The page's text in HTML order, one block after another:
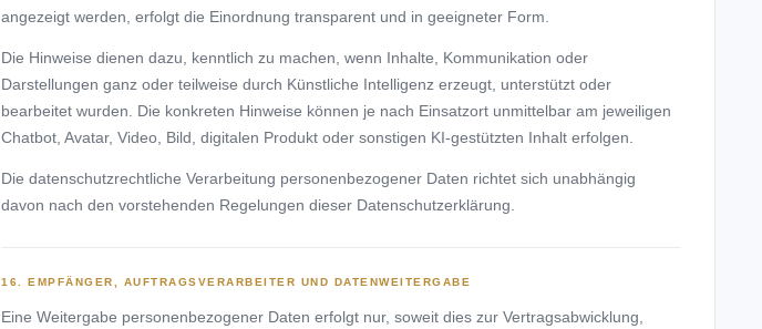
angezeigt werden, erfolgt die Einordnung transparent und in geeigneter Form.
Die Hinweise dienen dazu, kenntlich zu machen, wenn Inhalte, Kommunikation oder
Darstellungen ganz oder teilweise durch Künstliche Intelligenz erzeugt, unterstützt oder
bearbeitet wurden. Die konkreten Hinweise können je nach Einsatzort unmittelbar am jeweiligen
Chatbot, Avatar, Video, Bild, digitalen Produkt oder sonstigen KI-gestützten Inhalt erfolgen.
Die datenschutzrechtliche Verarbeitung personenbezogener Daten richtet sich unabhängig
davon nach den vorstehenden Regelungen dieser Datenschutzerklärung.
16. EMPFÄNGER, AUFTRAGSVERARBEITER UND DATENWEITERGABE
Eine Weitergabe personenbezogener Daten erfolgt nur, soweit dies zur Vertragsabwicklung,